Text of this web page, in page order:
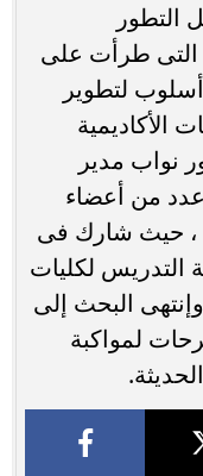
التطور
التى طرأت على
لتطوير
الأكاديمية
نواب مدير
من أعضاء
، حيث شارك فى
التدريس لكليات
البحث إلى
لمواكبة